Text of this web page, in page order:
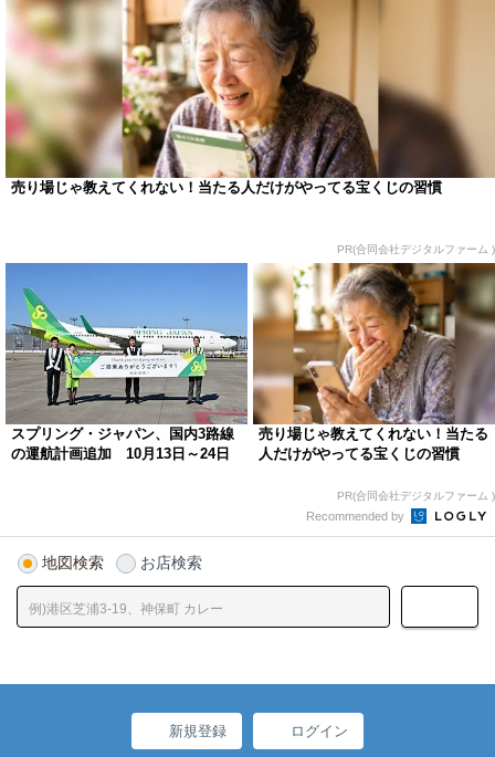
売り場じゃ教えてくれない！当たる人だけがやってる宝くじの習慣
PR(合同会社デジタルファーム )
スプリング・ジャパン、国内3路線
の運航計画追加 10月13日～24日
売り場じゃ教えてくれない！当たる
人だけがやってる宝くじの習慣
PR(合同会社デジタルファーム )
Recommended by
地図検索 お店検索
新規登録 ログイン